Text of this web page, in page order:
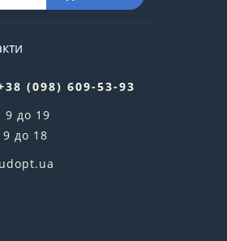
(098) 609-53-93
9 до 19
до 18